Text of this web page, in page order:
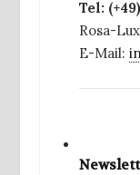
Tel:
Rosa-
E-Mail: